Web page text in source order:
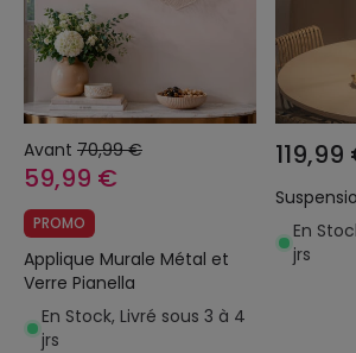
Avant 70,99 €
59,99 €
PROMO
Applique Murale Métal et
Verre Pianella
En Stock, Livré sous 3 à 4
jrs
119,99
En
jrs